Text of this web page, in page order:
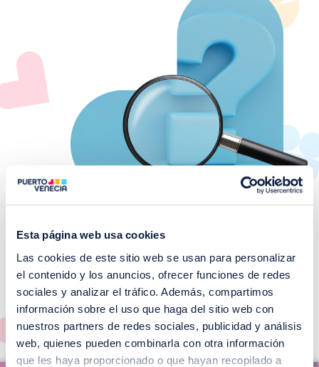
Esta página web usa cookies
Las cookies de este sitio web se usan para personalizar
el contenido y los anuncios, ofrecer funciones de redes
sociales y analizar el tráfico. Además, compartimos
información sobre el uso que haga del sitio web con
nuestros partners de redes sociales, publicidad y análisis
web, quienes pueden combinarla con otra información
que les haya proporcionado o que hayan recopilado a
¡No te pierdas nuestros
EVENTOS!
Ver todos >